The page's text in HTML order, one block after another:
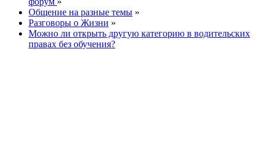
Общение на разные темы »
Разговоры о Жизни »
Можно ли открыть другую категорию в водительских
правах без обучения?